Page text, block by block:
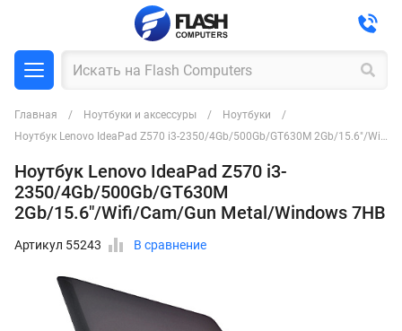
Главная Ноутбуки и аксессуры
Ноутбуки
Ноутбук Lenovo IdeaPad Z570 i3-2350/4Gb/500Gb/GT630M 2Gb/15.6"/Wifi/Cam/Gun Metal/Windows 7HB
Ноутбук Lenovo IdeaPad Z570 i3-
2350/4Gb/500Gb/GT630M
2Gb/15.6"/Wifi/Cam/Gun Metal/Windows 7HB
Артикул 55243 В сравнение